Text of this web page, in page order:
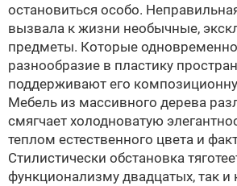
остановиться особо.
вызвала к жизни необычные,
предметы. Которые
разнообразие в пластику
поддерживают его
Мебель из массивного дерева
смягчает холодноватую
теплом естественного цвета и
Стилистически обстановка
функционализму двадцатых, так и